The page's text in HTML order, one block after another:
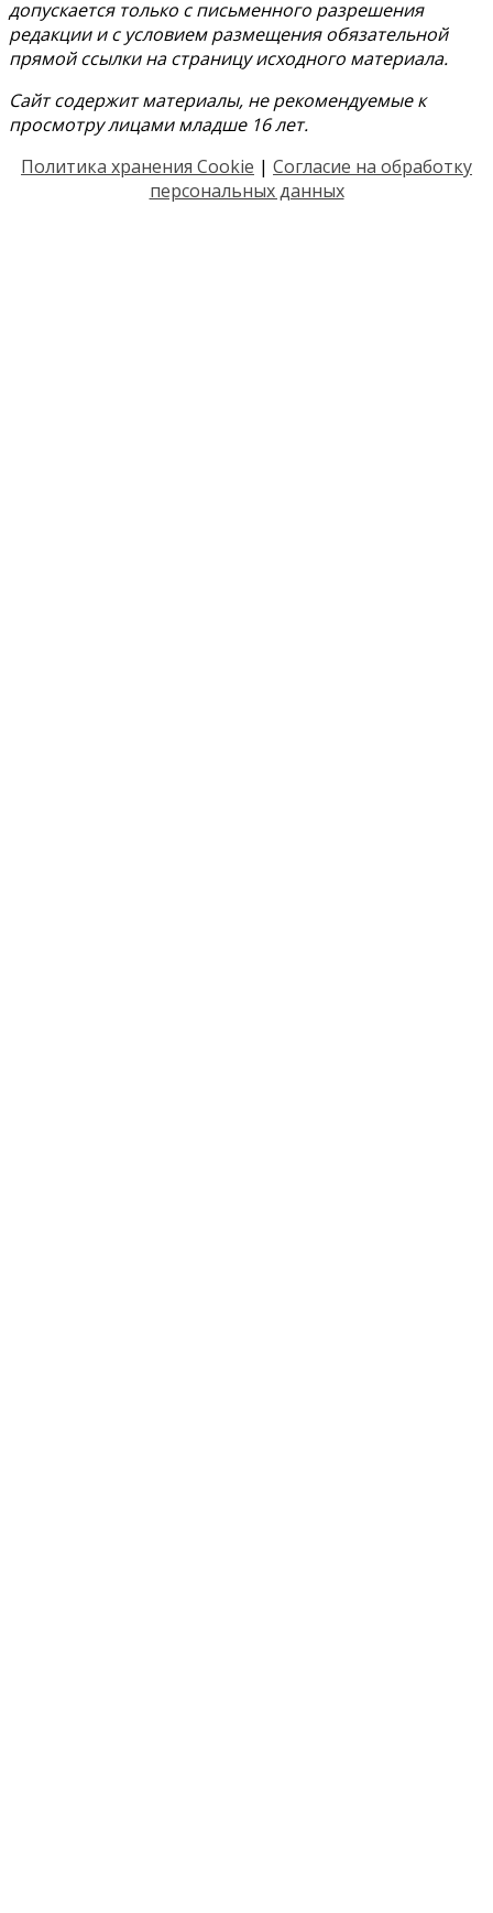
допускается только с письменного разрешения
редакции и с условием размещения обязательной
прямой ссылки на страницу исходного материала.
Сайт содержит материалы, не рекомендуемые к
просмотру лицами младше 16 лет.
Политика хранения Cookie | Согласие на обработку
персональных данных